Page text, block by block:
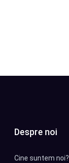
Despre noi
Cine suntem noi?